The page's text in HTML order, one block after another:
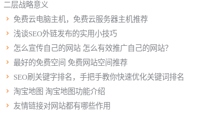
二层战略意义
 免费云电脑主机，免费云服务器主机推荐
 浅谈SEO外链发布的实用小技巧
 怎么宣传自己的网站 怎么有效推广自己的网站？
 最好的免费空间 免费网站空间推荐
 SEO刷关键字排名，手把手教你快速优化关键词排名
 淘宝地图 淘宝地图功能介绍
 友情链接对网站都有哪些作用